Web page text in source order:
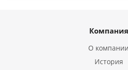
Компания
О компании
История